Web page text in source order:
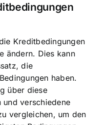
Kreditbedingungen
ändern. Dies kann
die
haben.
über diese
verschiedene
vergleichen, um den